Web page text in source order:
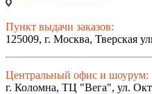
Пункт выдачи заказов:
125009, г. Москва, Тверская
Центральный офис и шоурум:
г. Коломна, ТЦ "Вега", ул.